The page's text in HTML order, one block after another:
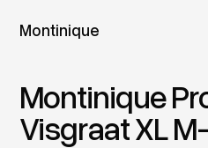
Montinique
Montinique
Visgraat XL